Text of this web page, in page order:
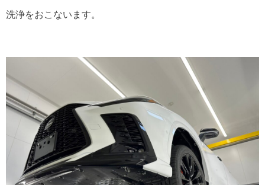
洗浄をおこないます。